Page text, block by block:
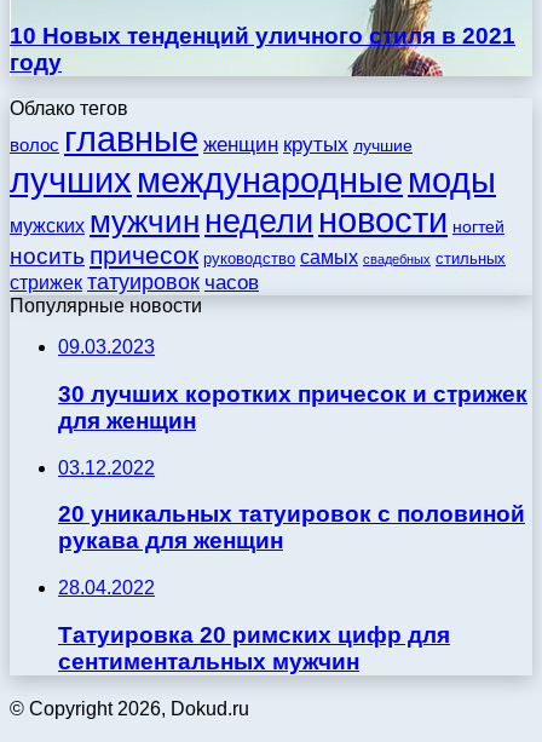
10 Новых тенденций уличного стиля в 2021
году
Облако тегов
волос главные женщин крутых лучшие
лучших международные моды
мужских мужчин недели новости ногтей
носить причесок руководство самых свадебных стильных
стрижек татуировок часов
Популярные новости
09.03.2023
30 лучших коротких причесок и стрижек
для женщин
03.12.2022
20 уникальных татуировок с половиной
рукава для женщин
28.04.2022
Татуировка 20 римских цифр для
сентиментальных мужчин
© Copyright 2026, Dokud.ru